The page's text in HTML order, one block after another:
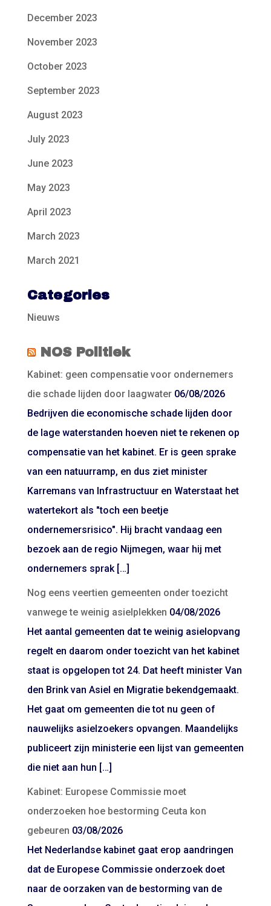
December 2023
November 2023
October 2023
September 2023
August 2023
July 2023
June 2023
May 2023
April 2023
March 2023
March 2021
Categories
Nieuws
NOS Politiek
Kabinet: geen compensatie voor ondernemers
die schade lijden door laagwater 06/08/2026
Bedrijven die economische schade lijden door
de lage waterstanden hoeven niet te rekenen op
compensatie van het kabinet. Er is geen sprake
van een natuurramp, en dus ziet minister
Karremans van Infrastructuur en Waterstaat het
watertekort als "toch een beetje
ondernemersrisico". Hij bracht vandaag een
bezoek aan de regio Nijmegen, waar hij met
ondernemers sprak […]
Nog eens veertien gemeenten onder toezicht
vanwege te weinig asielplekken 04/08/2026
Het aantal gemeenten dat te weinig asielopvang
regelt en daarom onder toezicht van het kabinet
staat is opgelopen tot 24. Dat heeft minister Van
den Brink van Asiel en Migratie bekendgemaakt.
Het gaat om gemeenten die tot nu geen of
nauwelijks asielzoekers opvangen. Maandelijks
publiceert zijn ministerie een lijst van gemeenten
die niet aan hun […]
Kabinet: Europese Commissie moet
onderzoeken hoe bestorming Ceuta kon
gebeuren 03/08/2026
Het Nederlandse kabinet gaat erop aandringen
dat de Europese Commissie onderzoek doet
naar de oorzaken van de bestorming van de